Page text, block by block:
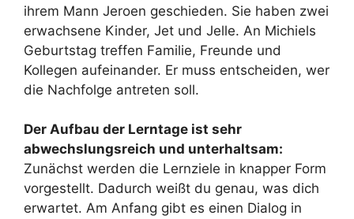
ihrem Mann Jeroen geschieden. Sie haben zwei
erwachsene Kinder, Jet und Jelle. An Michiels
Geburtstag treffen Familie, Freunde und
Kollegen aufeinander. Er muss entscheiden, wer
die Nachfolge antreten soll.
Der Aufbau der Lerntage ist sehr
abwechslungsreich und unterhaltsam:
Zunächst werden die Lernziele in knapper Form
vorgestellt. Dadurch weißt du genau, was dich
erwartet. Am Anfang gibt es einen Dialog in